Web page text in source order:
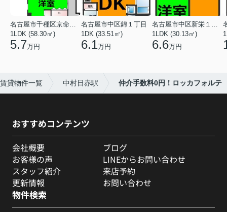
1LDK (58.30㎡)
5.7万円
名古屋市中区錦１丁目
1DK (33.51㎡)
6.1万円
1LDK (30.13㎡)
6.6万円
貸物件一覧 中村日赤駅 仲介手数料0円！ロッカフォルテ
おすすめコンテンツ
会社概要
お客様の声
スタッフ紹介
更新情報
ブログ
LINEからお問い合わせ
来店予約
お問い合わせ
物件検索